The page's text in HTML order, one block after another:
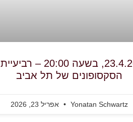
23.4.26, בשעה 20:00 – רביעיית
הסקסופונים של תל אביב
Yonatan Schwartz אפריל 23, 2026